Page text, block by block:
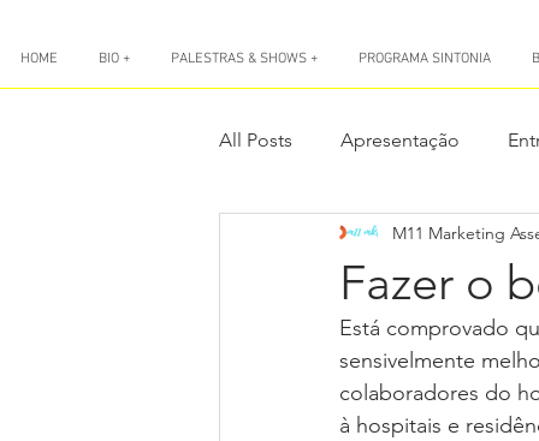
HOME BIO + PALESTRAS & SHOWS + PROGRAMA SINTONIA
All Posts Apresentação
Livro Sete Ponto
Livro Bem Viva de Corpo e
Piano online Palestrante
Fazer o
M11 Marketing
Está comprovado
sensivelmente
colaboradores do
à hospitais e